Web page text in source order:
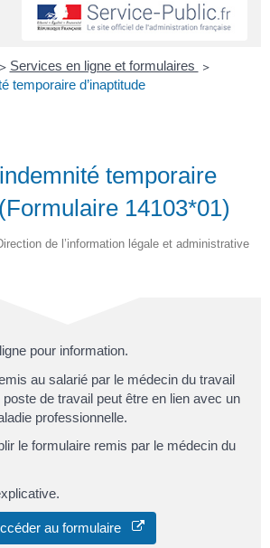
> Services en ligne et formulaires >
temporaire d’inaptitude
temporaire
14103*01)
de l’information légale et administrative
pour information.
au salarié par le médecin du travail
poste de travail peut être en lien avec un
professionnelle.
le formulaire remis par le médecin du
au formulaire